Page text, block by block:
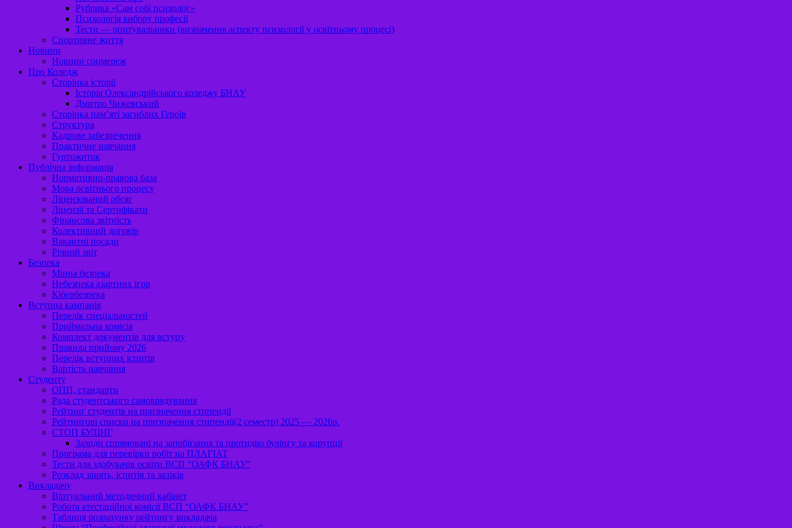
Рубрика «Сам собі психолог»
Психологія вибору професії
Тести — опитувальники (визначення аспекту психології у освітньому процесі)
Спортивне життя
Новини
Новини соцмереж
Про Коледж
Сторінка історії
Історія Олександрійського коледжу БНАУ
Дмитро Чижевський
Сторінка пам’яті загиблих Героїв
Структура
Кадрове забезпечення
Практичне навчання
Гуртожиток
Публічна інформація
Нормативно-правова база
Мова освітнього процесу
Ліцензований обсяг
Ліцензії та Сертифікати
Фінансова звітність
Колективний договір
Вакантні посади
Річний звіт
Безпека
Мінна безпека
Небезпека азартних ігор
Кібербезпека
Вступна кампанія
Перелік спеціальностей
Приймальна комісія
Комплект документів для вступу
Правила прийому 2026
Перелік вступних іспитів
Вартість навчання
Студенту
ОПП, стандарти
Рада студентського самоврядування
Рейтинг студентів на призначення стипендії
Рейтингові списки на призначення стипендії(2 семестр) 2025 — 2026р.
СТОП БУЛІНГ
Заходи спрямовані на запобігання та протидію булінгу та корупції
Програма для перевірки робіт на ПЛАГІАТ
Тести для здобувачів освіти ВСП “ОАФК БНАУ”
Розклад занять, іспитів та заліків
Викладачу
Віртуальний методичний кабінет
Робота атестаційної комісії ВСП “ОАФК БНАУ”
Таблиця розрахунку рейтингу викладача